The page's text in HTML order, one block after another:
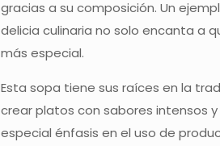
gracias a su composición. Un
delicia culinaria no solo encanta a
más especial.
Esta sopa tiene sus raíces en la
crear platos con sabores intensos
especial énfasis en el uso de